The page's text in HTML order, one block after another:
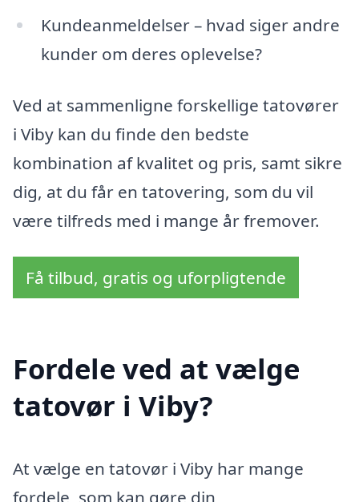
Kundeanmeldelser – hvad siger andre
kunder om deres oplevelse?
Ved at sammenligne forskellige tatovører
i Viby kan du finde den bedste
kombination af kvalitet og pris, samt sikre
dig, at du får en tatovering, som du vil
være tilfreds med i mange år fremover.
Få tilbud, gratis og uforpligtende
Fordele ved at vælge
tatovør i Viby?
At vælge en tatovør i Viby har mange
fordele, som kan gøre din